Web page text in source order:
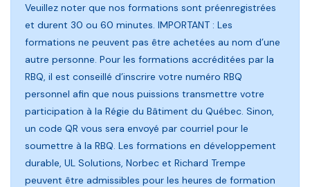
Veuillez noter que nos formations sont préenregistrées
et durent 30 ou 60 minutes. IMPORTANT : Les
formations ne peuvent pas être achetées au nom d’une
autre personne. Pour les formations accréditées par la
RBQ, il est conseillé d’inscrire votre numéro RBQ
personnel afin que nous puissions transmettre votre
participation à la Régie du Bâtiment du Québec. Sinon,
un code QR vous sera envoyé par courriel pour le
soumettre à la RBQ. Les formations en développement
durable, UL Solutions, Norbec et Richard Trempe
peuvent être admissibles pour les heures de formation